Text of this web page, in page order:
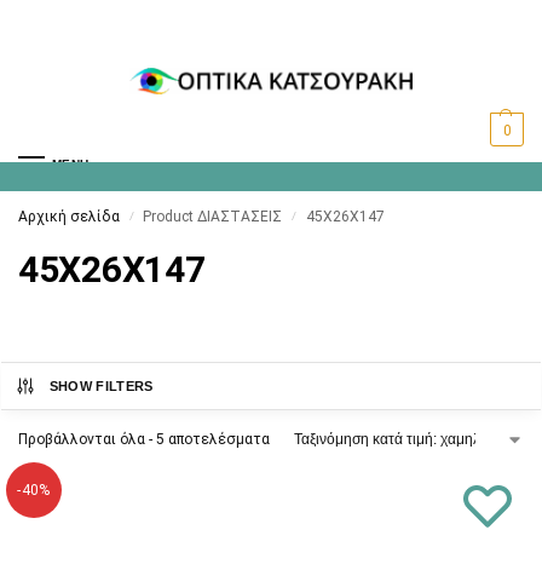
MENU
0
Αρχική σελίδα / Product ΔΙΑΣΤΑΣΕΙΣ / 45X26X147
45X26X147
SHOW FILTERS
Προβάλλονται όλα - 5 αποτελέσματα
-40%